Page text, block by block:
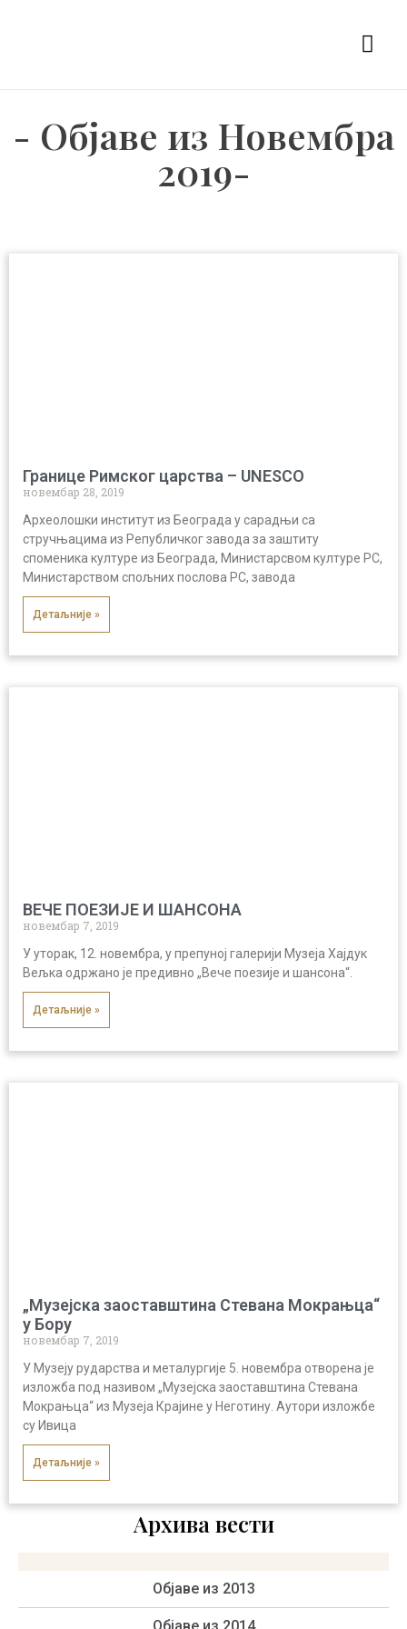
- Објаве из Новембра
2019-
Границе Римског царства – UNESCO
новембар 28, 2019
Археолошки институт из Београда у сарадњи са
стручњацима из Републичког завода за заштиту
споменика културе из Београда, Министарсвом културе РС,
Министарством спољних послова РС, завода
Детаљније »
ВЕЧЕ ПОЕЗИЈЕ И ШАНСОНА
новембар 7, 2019
У уторак, 12. новембра, у препуној галерији Музеја Хајдук
Вељка одржано је предивно „Вече поезије и шансона“.
Детаљније »
„Музејска заоставштина Стевана Мокрањца“
у Бору
новембар 7, 2019
У Музеју рударства и металургије 5. новембра отворена је
изложба под називом „Музејска заоставштина Стевана
Мокрањца“ из Музеја Крајине у Неготину. Аутори изложбе
су Ивица
Детаљније »
Архива вести
Објаве из 2013
Објаве из 2014